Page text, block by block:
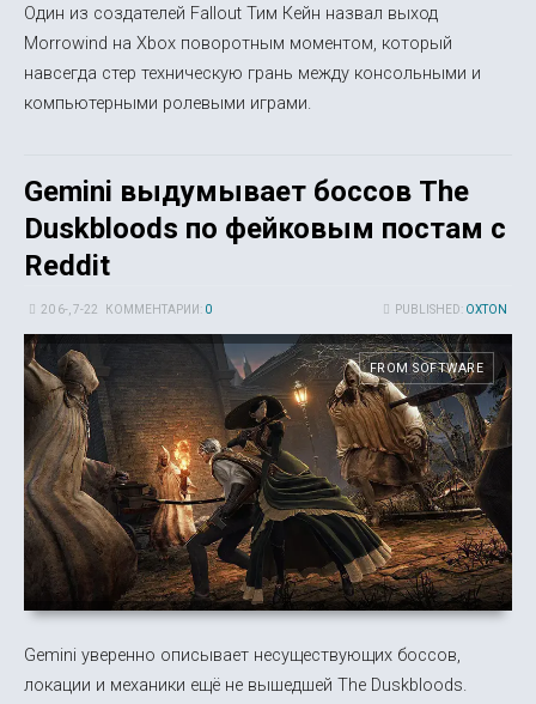
Один из создателей Fallout Тим Кейн назвал выход
Morrowind на Xbox поворотным моментом, который
навсегда стер техническую грань между консольными и
компьютерными ролевыми играми.
Gemini выдумывает боссов The
Duskbloods по фейковым постам с
Reddit
PUBLISHED: OXTON
20 6-, 7-22 КОММЕНТАРИИ: 0
FROM SOFTWARE
Gemini уверенно описывает несуществующих боссов,
локации и механики ещё не вышедшей The Duskbloods.